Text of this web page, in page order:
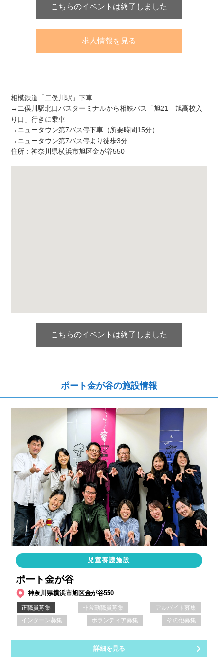
こちらのイベントは終了しました
求人情報を見る
相模鉄道「二俣川駅」下車
→二俣川駅北口バスターミナルから相鉄バス「旭21 旭高校入
り口」行きに乗車
→ニュータウン第7バス停下車（所要時間15分）
→ニュータウン第7バス停より徒歩3分
住所：神奈川県横浜市旭区金が谷550
こちらのイベントは終了しました
ポート金が谷の施設情報
児童養護施設
ポート金が谷
神奈川県横浜市旭区金が谷550
正職員募集 非常勤職員募集
アルバイト募集
インターン募集
ボランティア募集 その他募集
詳細を見る